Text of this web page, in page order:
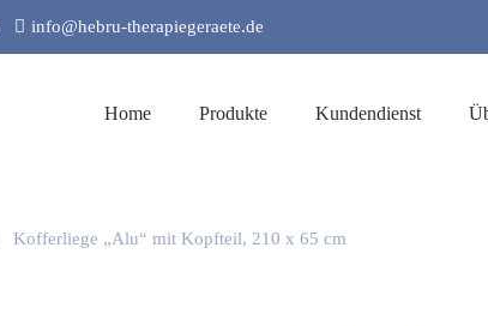
info@hebru-therapiegeraete.de
Home Produkte Kundendienst
Kofferliege „Alu“ mit Kopfteil, 210 x 65 cm